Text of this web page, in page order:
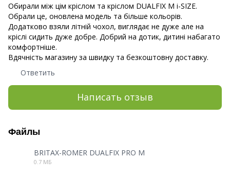
Обирали між цім кріслом та кріслом DUALFIX M i-SIZE.
Обрали це, оновлена модель та більше кольорів.
Додатково взяли літній чохол, виглядає не дуже але на
кріслі сидить дуже добре. Добрий на дотик, дитині набагато
комфортніше.
Вдячність магазину за швидку та безкоштовну доставку.
Ответить
Написать отзыв
Файлы
BRITAX-ROMER DUALFIX PRO M
0.7 МБ